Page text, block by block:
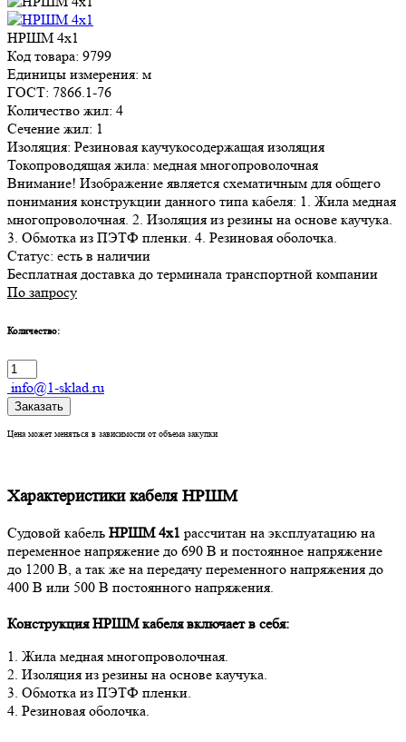
НРШМ 4х1
Код товара: 9799
Единицы измерения: м
ГОСТ: 7866.1-76
Количество жил: 4
Сечение жил: 1
Изоляция: Резиновая каучукосодержащая изоляция
Токопроводящая жила: медная многопроволочная
Внимание! Изображение является схематичным для общего
понимания конструкции данного типа кабеля: 1. Жила медная
многопроволочная. 2. Изоляция из резины на основе каучука.
3. Обмотка из ПЭТФ пленки. 4. Резиновая оболочка.
Статус: есть в наличии
Бесплатная доставка до терминала транспортной компании
По запросу
Количество:
info@1-sklad.ru
Заказать
Цена может меняться в зависимости от объема закупки
Характеристики кабеля НРШМ
Судовой кабель НРШМ 4х1 рассчитан на эксплуатацию на
переменное напряжение до 690 В и постоянное напряжение
до 1200 В, а так же на передачу переменного напряжения до
400 В или 500 В постоянного напряжения.
Конструкция НРШМ кабеля включает в себя:
1. Жила медная многопроволочная.
2. Изоляция из резины на основе каучука.
3. Обмотка из ПЭТФ пленки.
4. Резиновая оболочка.